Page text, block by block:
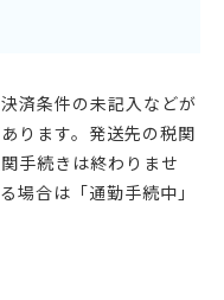
済条件の未記入などが
ります。発送先の税関
手続きは終わりませ
場合は「通勤手続中」